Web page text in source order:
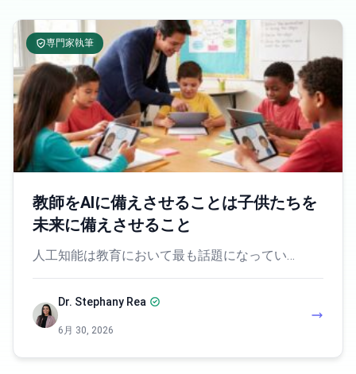
専門家執筆
教師をAIに備えさせることは子供たちを
未来に備えさせること
人工知能は教育において最も話題になってい…
Dr. Stephany Rea
6月 30, 2026